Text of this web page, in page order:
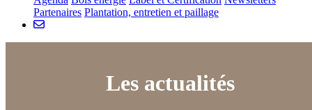
Partenaires Plantation, entretien et paillage
Les actualités